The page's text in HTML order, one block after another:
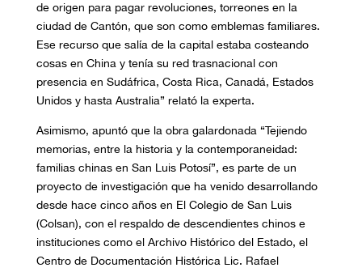
de origen para pagar revoluciones, torreones en la
ciudad de Cantón, que son como emblemas familiares.
Ese recurso que salía de la capital estaba costeando
cosas en China y tenía su red trasnacional con
presencia en Sudáfrica, Costa Rica, Canadá, Estados
Unidos y hasta Australia” relató la experta.
Asimismo, apuntó que la obra galardonada “Tejiendo
memorias, entre la historia y la contemporaneidad:
familias chinas en San Luis Potosí”, es parte de un
proyecto de investigación que ha venido desarrollando
desde hace cinco años en El Colegio de San Luis
(Colsan), con el respaldo de descendientes chinos e
instituciones como el Archivo Histórico del Estado, el
Centro de Documentación Histórica Lic. Rafael